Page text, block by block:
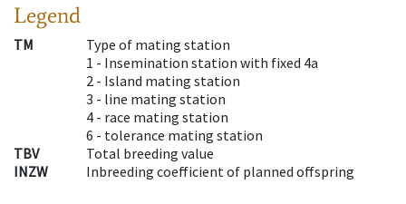
Legend
TM
Type of mating station
1 - Insemination station with fixed 4a
2 - Island mating station
3 - line mating station
4 - race mating station
6 - tolerance mating station
TBV
Total breeding value
INZW
Inbreeding coefficient of planned offspring